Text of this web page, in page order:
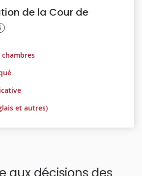
de la Cour de
et autres)
aux décisions des